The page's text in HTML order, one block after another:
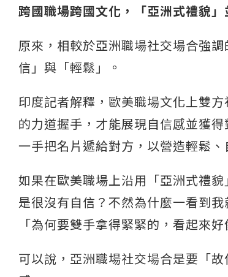
跨國職場跨國文化，「亞洲式禮貌
原來，相較於亞洲職場社交場合強
信」與「輕鬆」。
印度記者解釋，歐美職場文化上雙
的力道握手，才能展現自信感並獲
一手把名片遞給對方，以營造輕鬆、
如果在歐美職場上沿用「亞洲式禮
是很沒有自信？不然為什麼一看到
「為何要雙手拿得緊緊的，看起來
可以說，亞洲職場社交場合是要「